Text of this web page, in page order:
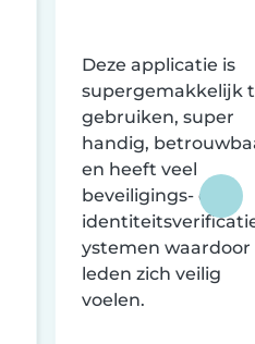
Deze applicatie is
supergemakkelijk
gebruiken, super
handig,
en heeft veel
beveiligings- en
ystemen waardoor
leden zich veilig
voelen.